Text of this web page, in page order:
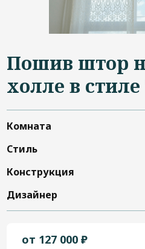
Пошив штор
холле в
Комната
Стиль
Конструкция
Дизайнер
от 127 000 ₽